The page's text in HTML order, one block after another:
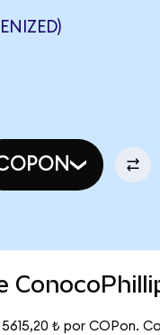
₺ por COPon.